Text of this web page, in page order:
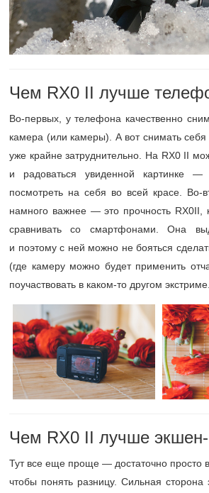
Чем RX0 II лучше
Во-первых, у телефона качественно
камера (или камеры). А вот снимать себя
уже крайне затруднительно. На RX0 II
и радоваться увиденной картинке —
посмотреть на себя во всей красе. Во-
намного важнее — это прочность RX0II,
сравнивать со смартфонами. Она
и поэтому с ней можно не бояться
(где камеру можно будет применить
поучаствовать в каком-то другом экстриме.
Чем RX0 II лучше
Тут все еще проще — достаточно просто
чтобы понять разницу. Сильная